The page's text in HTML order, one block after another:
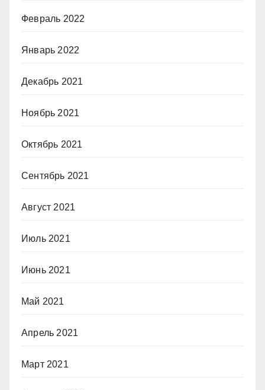
Февраль 2022
Январь 2022
Декабрь 2021
Ноябрь 2021
Октябрь 2021
Сентябрь 2021
Август 2021
Июль 2021
Июнь 2021
Май 2021
Апрель 2021
Март 2021